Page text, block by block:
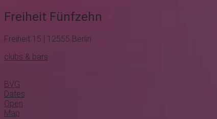
Freiheit Fünfzehn
Freiheit 15 | 12555 Berlin
clubs & bars
BVG
Dates
Open
Map